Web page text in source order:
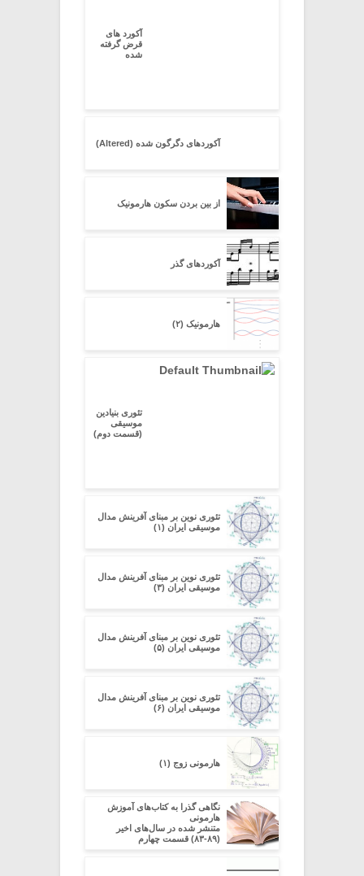
آکورد های
قرض گرفته
شده
آکوردهای دگرگون شده (Altered)
از بین بردن سکون هارمونیک
آکوردهای گذر
هارمونیک (۲)
تئوری بنیادین
موسیقی
(قسمت دوم)
تئوری نوین بر مبنای آفرینش مدال
موسیقی ایران (۱)
تئوری نوین بر مبنای آفرینش مدال
موسیقی ایران (۳)
تئوری نوین بر مبنای آفرینش مدال
موسیقی ایران (۵)
تئوری نوین بر مبنای آفرینش مدال
موسیقی ایران (۶)
هارمونی زوج (۱)
نگاهی گذرا به کتاب‌های آموزش
هارمونی
متنشر شده در سال‌های اخیر
(۸۹-۸۳) قسمت چهارم